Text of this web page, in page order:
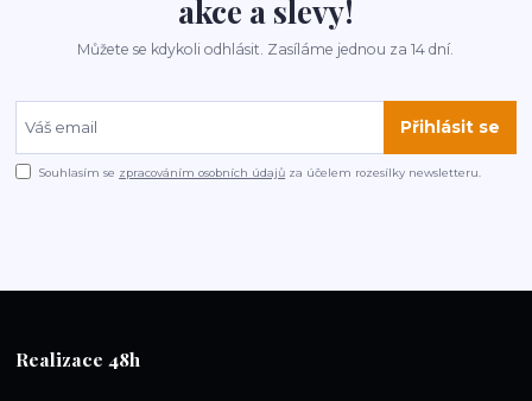
akce a slevy!
Můžete se kdykoli odhlásit. Zasíláme jednou za 14 dní.
Přihlásit se
Souhlasím se zpracováním osobních údajů za účelem rozesílky newsletteru.
Realizace 48h